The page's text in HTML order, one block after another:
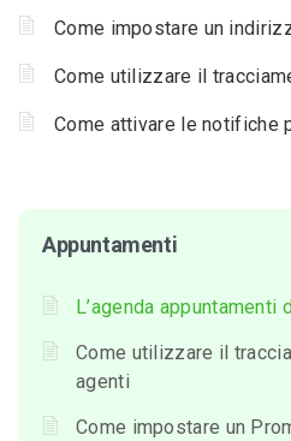
Come impostare un
Come utilizzare il
Come attivare le notifiche
Appuntamenti
L’agenda appuntamenti
Come utilizzare il
agenti
Come impostare un